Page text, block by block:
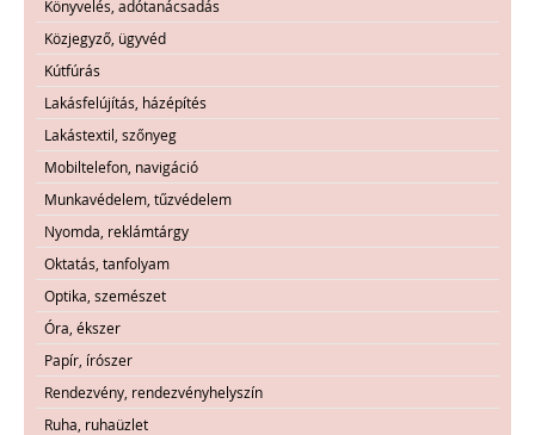
Könyvelés, adótanácsadás
Közjegyző, ügyvéd
Kútfúrás
Lakásfelújítás, házépítés
Lakástextil, szőnyeg
Mobiltelefon, navigáció
Munkavédelem, tűzvédelem
Nyomda, reklámtárgy
Oktatás, tanfolyam
Optika, szemészet
Óra, ékszer
Papír, írószer
Rendezvény, rendezvényhelyszín
Ruha, ruhaüzlet